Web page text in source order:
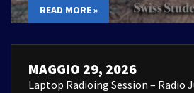
READ MORE »
MAGGIO 29, 2026
Laptop Radioing Session – Radio